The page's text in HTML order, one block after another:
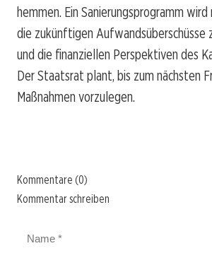
hemmen. Ein Sanierungsprogramm
die zukünftigen Aufwandsüberschüsse
und die finanziellen Perspektiven des
Der Staatsrat plant, bis zum nächsten
Maßnahmen vorzulegen.
Kommentare (0)
Kommentar schreiben